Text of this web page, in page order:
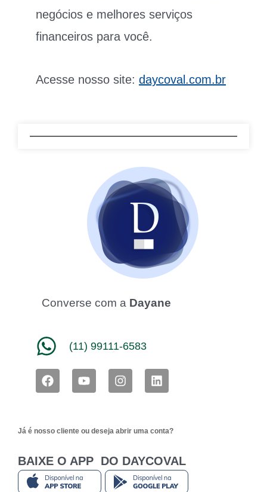
negócios e melhores serviços
financeiros para você.
Acesse nosso site: daycoval.com.br
Converse com a Dayane
(11) 99111-6583
F
a
o
k
Y
o
b
I
n
g
a
m
L
i
d
n
Já é nosso cliente ou deseja abrir uma conta?
BAIXE O APP DO DAYCOVAL